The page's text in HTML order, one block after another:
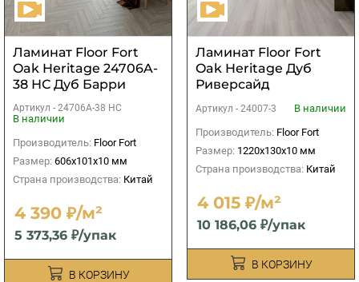
Ламинат Floor Fort
Oak Heritage 24706A-
38 НС Дуб Барри
Артикул - 24706A-38 НС
В наличии
Производитель: Floor Fort
Размер: 606х101х10 мм
Страна производства: Китай
4 390 ₽/м²
5 373,36 ₽/упак
В КОРЗИНУ
Ламинат Floor Fort
Oak Heritage Дуб
Риверсайд
Артикул - 24007-3
В наличии
Производитель: Floor Fort
Размер: 1220х130х10 мм
Страна производства: Китай
4 015 ₽/м²
10 186,06 ₽/упак
В КОРЗИНУ